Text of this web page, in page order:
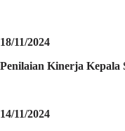
18/11/2024
Penilaian Kinerja Kepala
14/11/2024